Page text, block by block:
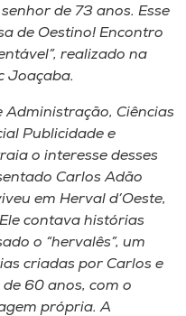
de 73 anos. Esse
de Oestino! Encontro
realizado na
Joaçaba.
Administração, Ciências
Publicidade e
o interesse desses
Carlos Adão
em Herval d’Oeste,
contava histórias
o “hervalês”, um
criadas por Carlos e
60 anos, com o
própria. A